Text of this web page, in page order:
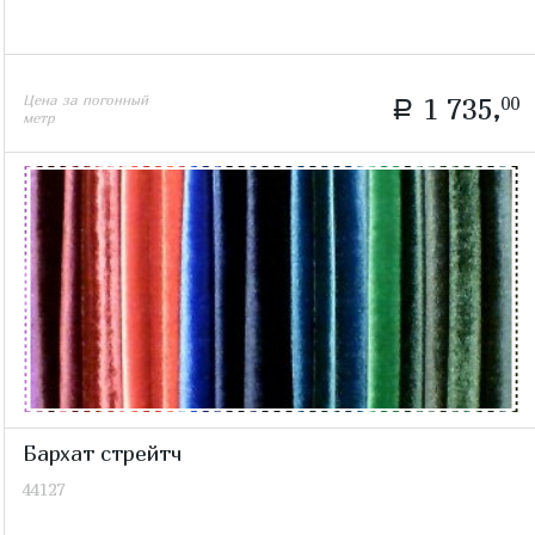
Цена за погонный
метр
a 1 735,00
Бархат стрейтч
44127